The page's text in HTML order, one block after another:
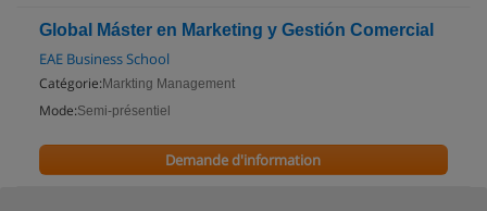
Global Máster en Marketing y Gestión Comercial
EAE Business School
Catégorie: Markting Management
Mode:Semi-présentiel
Demande d'information